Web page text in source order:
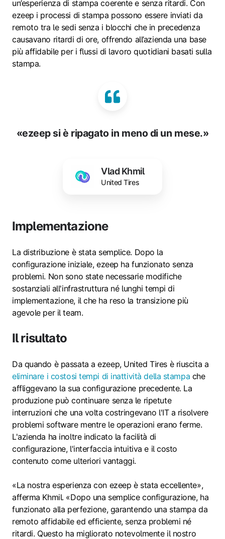
un’esperienza di stampa coerente e senza ritardi. Con
ezeep i processi di stampa possono essere inviati da
remoto tra le sedi senza i blocchi che in precedenza
causavano ritardi di ore, offrendo all’azienda una base
più affidabile per i flussi di lavoro quotidiani basati sulla
stampa.
«ezeep si è ripagato in meno di un mese.»
Vlad Khmil
United Tires
Implementazione
La distribuzione è stata semplice. Dopo la
configurazione iniziale, ezeep ha funzionato senza
problemi. Non sono state necessarie modifiche
sostanziali all'infrastruttura né lunghi tempi di
implementazione, il che ha reso la transizione più
agevole per il team.
Il risultato
Da quando è passata a ezeep, United Tires è riuscita a
eliminare i costosi tempi di inattività della stampa che
affliggevano la sua configurazione precedente. La
produzione può continuare senza le ripetute
interruzioni che una volta costringevano l'IT a risolvere
problemi software mentre le operazioni erano ferme.
L'azienda ha inoltre indicato la facilità di
configurazione, l'interfaccia intuitiva e il costo
contenuto come ulteriori vantaggi.
«La nostra esperienza con ezeep è stata eccellente»,
afferma Khmil. «Dopo una semplice configurazione, ha
funzionato alla perfezione, garantendo una stampa da
remoto affidabile ed efficiente, senza problemi né
ritardi. Questo ha migliorato notevolmente il nostro